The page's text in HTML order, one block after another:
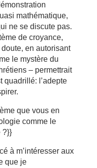
mathématique,
ne se discute pas.
de croyance,
en autorisant
le mystère du
– permettrait
quadrillé: l’adepte
que vous en
comme le
?}}
à m’intéresser aux
que je